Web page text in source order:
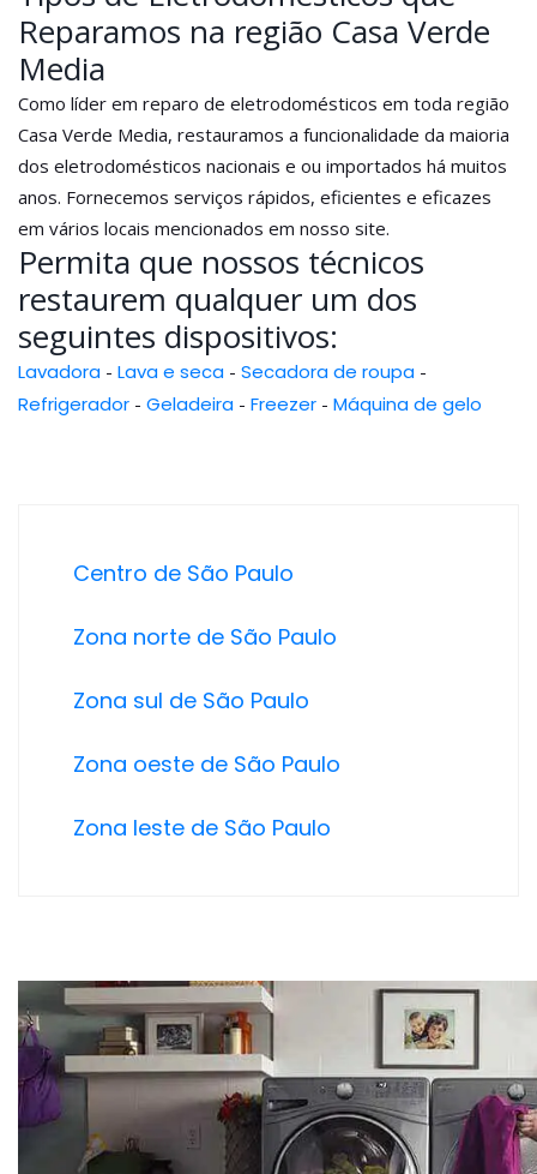
Reparamos na região Casa Verde
Media
Como líder em reparo de eletrodomésticos em toda região
Casa Verde Media, restauramos a funcionalidade da maioria
dos eletrodomésticos nacionais e ou importados há muitos
anos. Fornecemos serviços rápidos, eficientes e eficazes
em vários locais mencionados em nosso site.
Permita que nossos técnicos
restaurem qualquer um dos
seguintes dispositivos:
Lavadora - Lava e seca - Secadora de roupa -
Refrigerador - Geladeira - Freezer - Máquina de gelo
Centro de São Paulo
Zona norte de São Paulo
Zona sul de São Paulo
Zona oeste de São Paulo
Zona leste de São Paulo